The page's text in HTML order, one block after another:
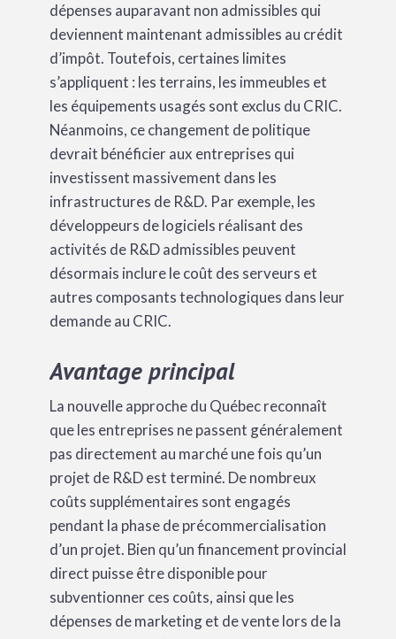
dépenses auparavant non admissibles qui
deviennent maintenant admissibles au crédit
d’impôt. Toutefois, certaines limites
s’appliquent : les terrains, les immeubles et
les équipements usagés sont exclus du CRIC.
Néanmoins, ce changement de politique
devrait bénéficier aux entreprises qui
investissent massivement dans les
infrastructures de R&D. Par exemple, les
développeurs de logiciels réalisant des
activités de R&D admissibles peuvent
désormais inclure le coût des serveurs et
autres composants technologiques dans leur
demande au CRIC.
Avantage principal
La nouvelle approche du Québec reconnaît
que les entreprises ne passent généralement
pas directement au marché une fois qu’un
projet de R&D est terminé. De nombreux
coûts supplémentaires sont engagés
pendant la phase de précommercialisation
d’un projet. Bien qu’un financement provincial
direct puisse être disponible pour
subventionner ces coûts, ainsi que les
dépenses de marketing et de vente lors de la